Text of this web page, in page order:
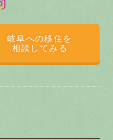
岐阜への移住を
相談してみる